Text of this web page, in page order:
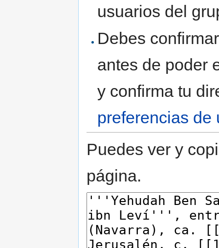
usuarios del
Debes
antes de poder
y confirma tu
preferencias de
Puedes ver y
página.